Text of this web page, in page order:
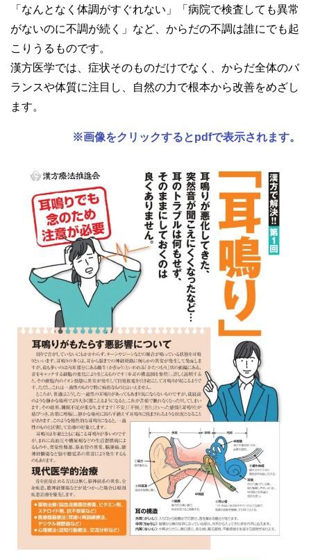
「なんとなく体調がすぐれない」「病院で検査しても異常
がないのに不調が続く」など、からだの不調は誰にでも起
こりうるものです。
漢方医学では、症状そのものだけでなく、からだ全体のバ
ランスや体質に注目し、自然の力で根本から改善をめざし
ます。
※画像をクリックするとpdfで表示されます。